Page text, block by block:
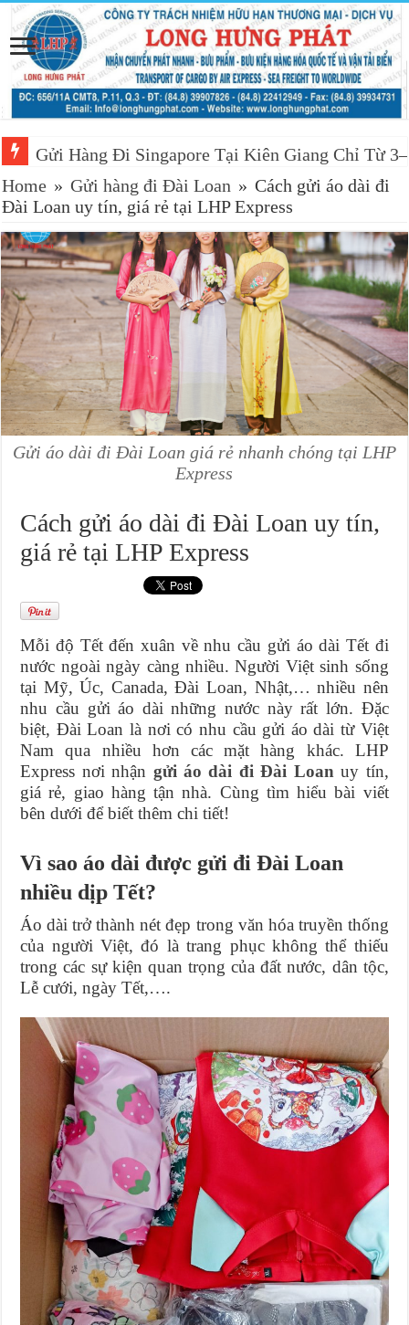
Gửi Hàng Đi Singapore Tại Kiên Giang Chỉ Từ
Home » Gửi hàng đi Đài Loan » Cách gửi áo dài đi
Đài Loan uy tín, giá rẻ tại LHP Express
Gửi áo dài đi Đài Loan giá rẻ nhanh chóng tại LHP
Express
Cách gửi áo dài đi Đài Loan uy tín,
giá rẻ tại LHP Express
Mỗi độ Tết đến xuân về nhu cầu gửi áo dài Tết đi
nước ngoài ngày càng nhiều. Người Việt sinh sống
tại Mỹ, Úc, Canada, Đài Loan, Nhật,… nhiều nên
nhu cầu gửi áo dài những nước này rất lớn. Đặc
biệt, Đài Loan là nơi có nhu cầu gửi áo dài từ Việt
Nam qua nhiều hơn các mặt hàng khác. LHP
Express nơi nhận gửi áo dài đi Đài Loan uy tín,
giá rẻ, giao hàng tận nhà. Cùng tìm hiểu bài viết
bên dưới để biết thêm chi tiết!
Vì sao áo dài được gửi đi Đài Loan
nhiều dịp Tết?
Áo dài trở thành nét đẹp trong văn hóa truyền thống
của người Việt, đó là trang phục không thể thiếu
trong các sự kiện quan trọng của đất nước, dân tộc,
Lễ cưới, ngày Tết,….